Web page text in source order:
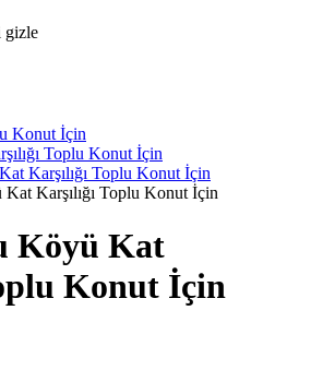
gizle
Konut İçin
Toplu Konut İçin
Karşılığı Toplu Konut İçin
Karşılığı Toplu Konut İçin
Köyü Kat
Konut İçin